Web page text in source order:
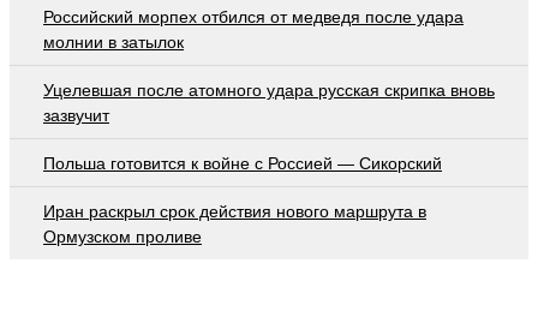
Российский морпех отбился от медведя после удара
молнии в затылок
Уцелевшая после атомного удара русская скрипка вновь
зазвучит
Польша готовится к войне с Россией — Сикорский
Иран раскрыл срок действия нового маршрута в
Ормузском проливе